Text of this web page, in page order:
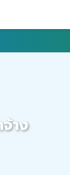
าง